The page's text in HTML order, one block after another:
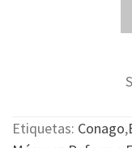
Etiquetas: Conago,